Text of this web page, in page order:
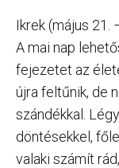
Ikrek (május 21.
A mai nap
fejezetet az
újra feltűnik, de
szándékkal.
döntésekkel,
valaki számít